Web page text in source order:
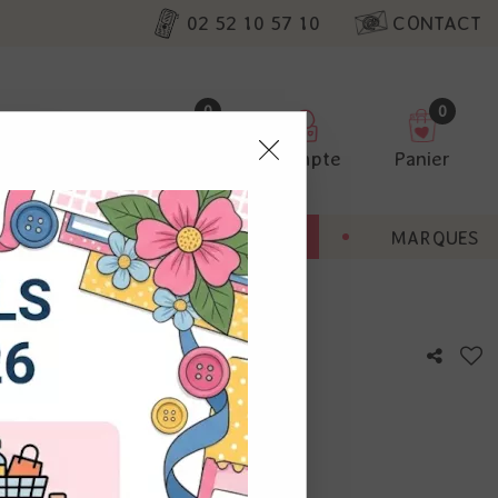
02 52 10 57 10 CONTACT
0
Compte
0
Panier
BONNES AFFAIRES MARQUES
avis !
nos
non
Vous
à droite